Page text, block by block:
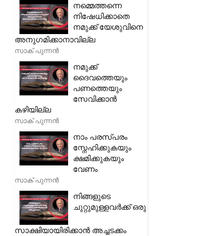
നമ്മെത്തന്നെ
നിഷേധിക്കാതെ
നമുക്ക് യേശുവിനെ
അനുഗമിക്കാനാവില്ല
സാക് പുന്നൻ
നമുക്ക്
ദൈവത്തെയും
പണത്തെയും
സേവിക്കാൻ
കഴിയില്ല
സാക് പുന്നൻ
നാം പരസ്പരം
സ്നേഹിക്കുകയും
ക്ഷമിക്കുകയും
വേണം
സാക് പുന്നൻ
നിങ്ങളുടെ
ചുറ്റുമുള്ളവർക്ക് ഒരു
സാക്ഷിയായിരിക്കാൻ അച്ചടക്കം